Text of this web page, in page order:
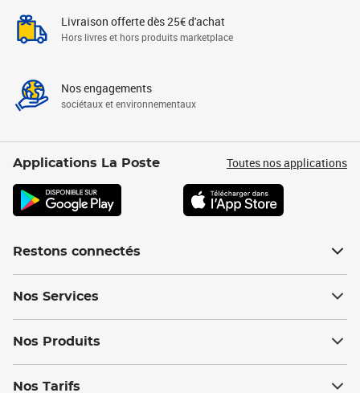
Livraison offerte dès 25€ d'achat
Hors livres et hors produits marketplace
Nos engagements
sociétaux et environnementaux
Applications La Poste Toutes nos applications
Restons connectés
Nos Services
Nos Produits
Nos Tarifs